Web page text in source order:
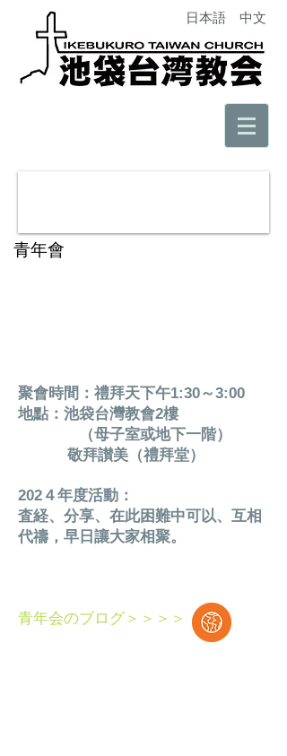
日本語 中文
青年會
聚會時間：禮拜天下午1:30～3:00
地點：池袋台灣教會2樓
（母子室或地下一階）
敬拜讃美（禮拜堂）
202４年度活動：
査経、分享、在此困難中可以、 互相
代禱， 早日讓大家相聚。
青年会のブログ＞＞＞＞